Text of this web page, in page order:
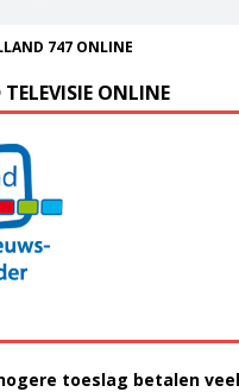
747 ONLINE
ONLINE
toeslag betalen